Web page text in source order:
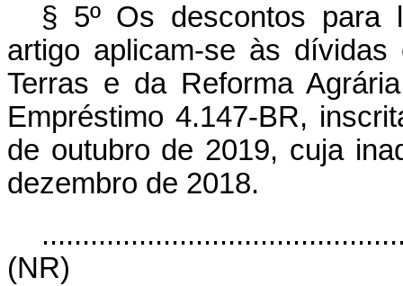
§ 5º Os descontos para
artigo aplicam-se às
Terras e da Reforma
Empréstimo 4.147-BR,
de outubro de 2019, cuja
dezembro de 2018.
(NR)